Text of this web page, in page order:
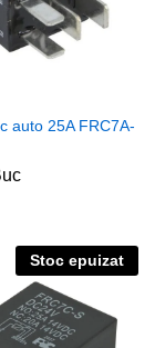
auto 25A FRC7A-
Stoc epuizat